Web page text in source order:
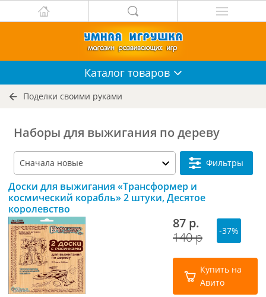
Каталог товаров
Поделки своими руками
Наборы для выжигания по дереву
Фильтры
Доски для выжигания «Трансформер и
космический корабль» 2 штуки, Десятое
королевство
87 р.
140 р
-37%
Купить на
Авито